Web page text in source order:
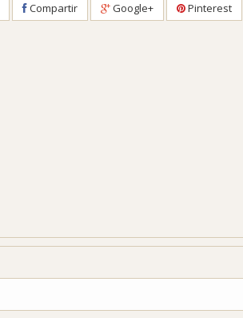
Compartir Google+ Pinterest